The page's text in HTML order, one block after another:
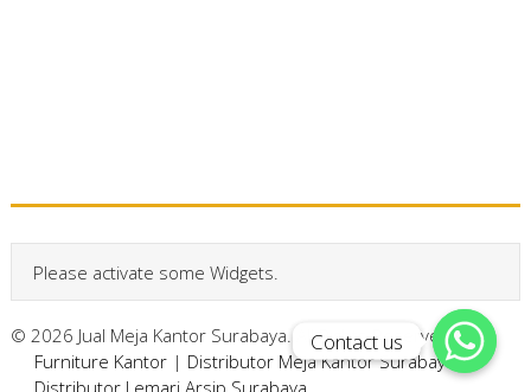
Please activate some Widgets.
© 2026 Jual Meja Kantor Surabaya. All Rights Reserved.
Furniture Kantor| Distributor Meja Kantor Surabaya|
Distributor Lemari Arsip Surabaya
Contact us
Contact us